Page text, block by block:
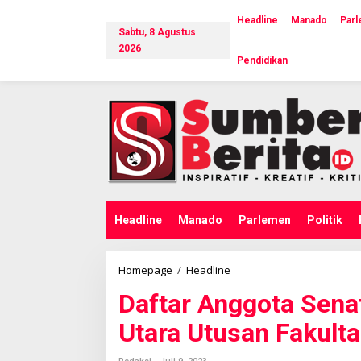
i
Sabtu, 8 Agustus
2026
Headline Manado
Pendidikan
Headline Manado Parlemen Politik
Homepage / Headline
f
t
a
r
Daftar Anggota
Utara Utusan